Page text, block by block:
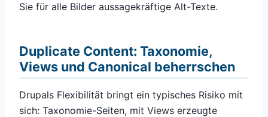
Sie für alle Bilder aussagekräftige Alt-Texte.
Duplicate Content: Taxonomie,
Views und Canonical beherrschen
Drupals Flexibilität bringt ein typisches Risiko mit
sich: Taxonomie-Seiten, mit Views erzeugte